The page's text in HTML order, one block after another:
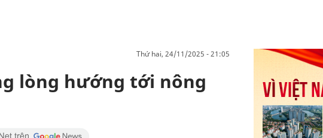
thứ hai, 24/11/2025 - 21:05
lòng hướng tới nông